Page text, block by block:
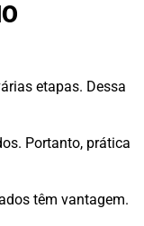
etapas. Dessa
Portanto, prática
têm vantagem.